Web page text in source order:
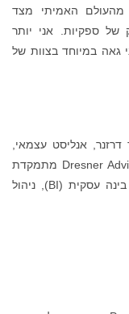
מהעולם האמיתי מצד
של ספקיות. אני יותר
12 קטגוריות. ואני גאה במיוחד בצוות של
דרזנר, אנליסט עצמאי,
סופר, מרצה ויועץ עסקי. Dresner Advisory Services, LLC מתמקדת
ביצירה ושיתוף של מנהיגות מחשבתית עבור בינה עסקית (BI), ניהול